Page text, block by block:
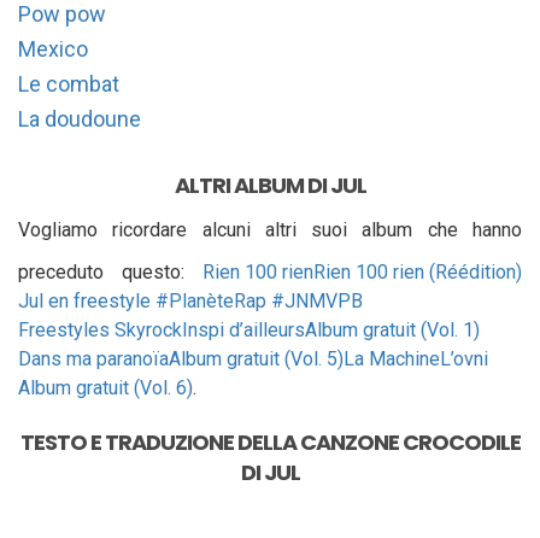
Pow pow
Mexico
Le combat
La doudoune
ALTRI ALBUM DI JUL
Vogliamo ricordare alcuni altri suoi album che hanno
preceduto questo: Rien 100 rienRien 100 rien (Réédition)
Jul en freestyle #PlanèteRap #JNMVPB
Freestyles SkyrockInspi d’ailleursAlbum gratuit (Vol. 1)
Dans ma paranoïaAlbum gratuit (Vol. 5)La MachineL’ovni
Album gratuit (Vol. 6).
TESTO E TRADUZIONE DELLA CANZONECROCODILE
DIJUL